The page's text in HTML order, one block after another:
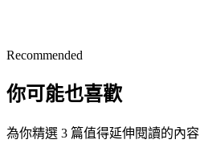
Recommended
你可能也喜歡
為你精選 3 篇值得延伸閱讀的內容